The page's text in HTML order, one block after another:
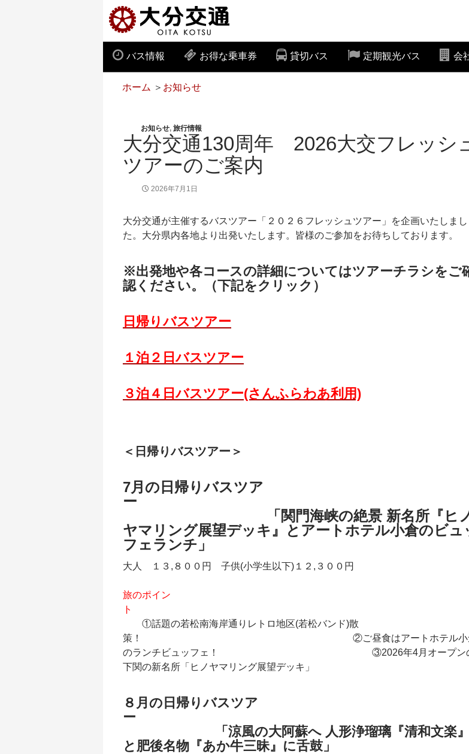
バス情報 お得な乗車券 貸切バス 定期観光バス 会
ホーム ＞ お知らせ
お知らせ, 旅行情報
大分交通130周年 2026大交フレッシ
ツアーのご案内
2026年7月1日
大分交通が主催するバスツアー「２０２６フレッシュツアー」を企画いたしまし
た。大分県内各地より出発いたします。皆様のご参加をお待ちしております。
※出発地や各コースの詳細についてはツアーチラシをご
認ください。（下記をクリック）
日帰りバスツアー
１泊２日バスツアー
３泊４日バスツアー(さんふらわあ利用)
＜日帰りバスツアー＞
7月の日帰りバスツア
ー
「関門海峡の絶景 新名所『ヒ
ヤマリング展望デッキ』とアートホテル小倉のビュ
フェランチ」
大人 １３,８００円 子供(小学生以下)１２,３００円
旅のポイン
ト
①話題の若松南海岸通りレトロ地区(若松バンド)散
策！ ②ご昼食はアートホテル小
のランチビュッフェ！ ③2026年4月オープン
下関の新名所「ヒノヤマリング展望デッキ」
８月の日帰りバスツア
「涼風の大阿蘇へ 人形浄瑠璃『清和文楽』
と肥後名物『あか牛三昧』に舌鼓」